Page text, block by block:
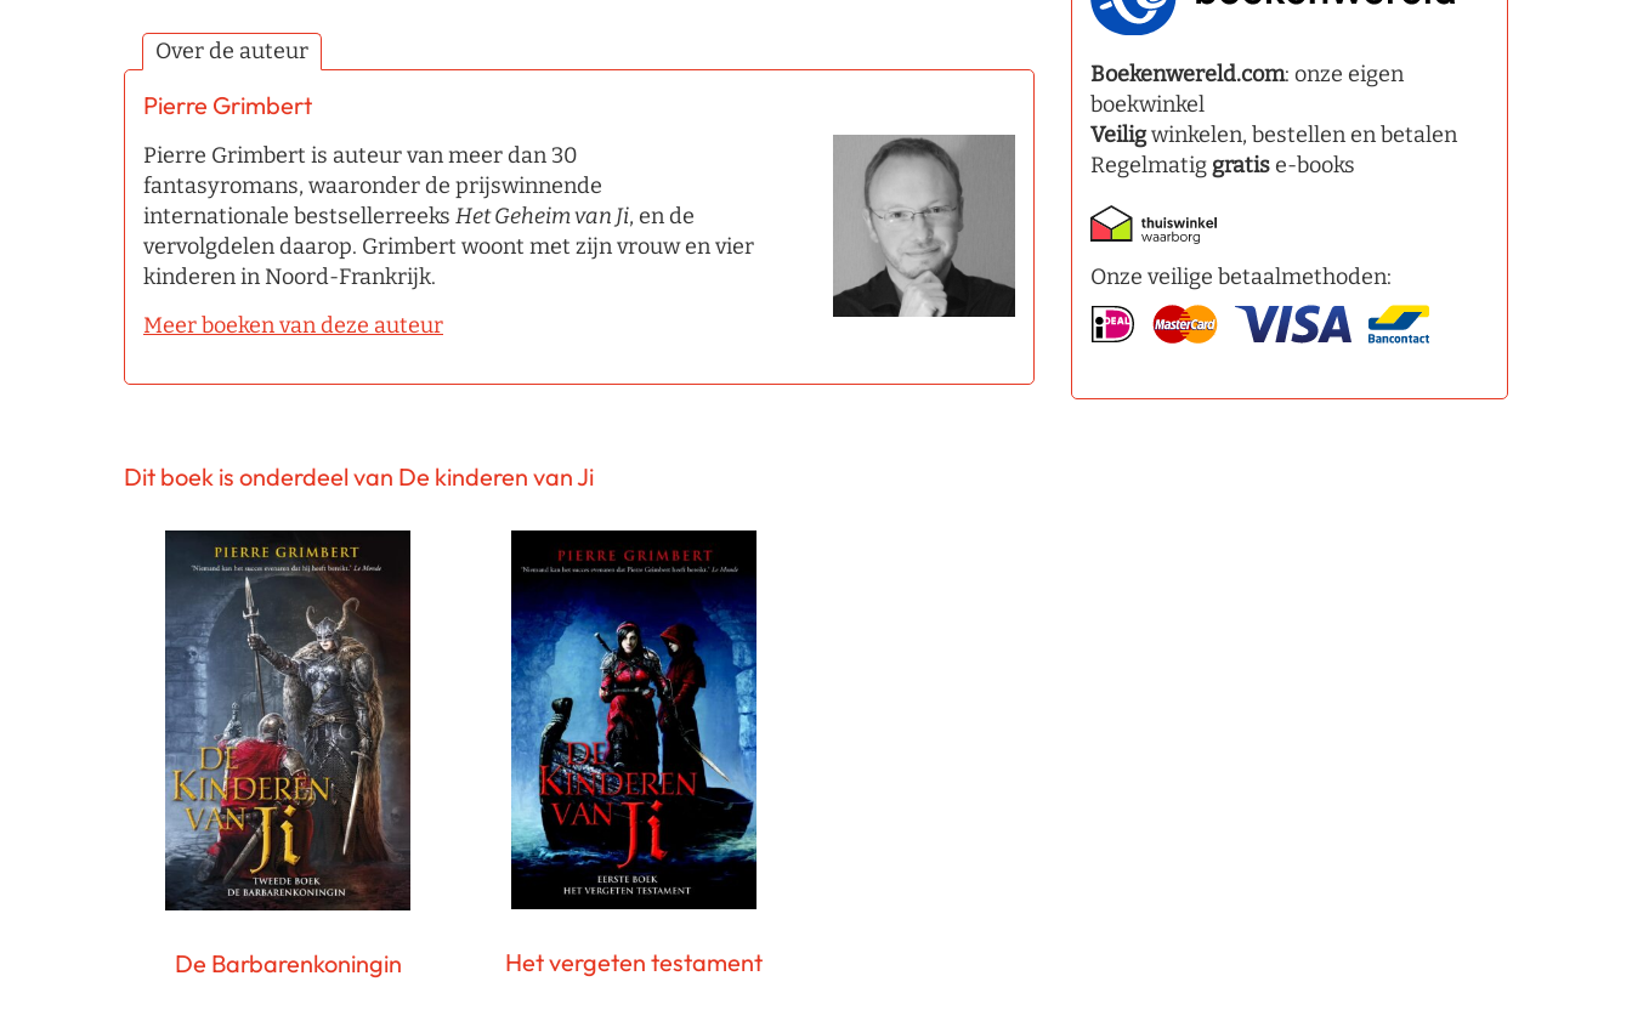
Over de auteur
Pierre Grimbert
Pierre Grimbert is auteur van meer dan 30
fantasyromans, waaronder de prijswinnende
internationale bestsellerreeks Het Geheimvan Ji, en de
vervolgdelen daarop. Grimbert woont met zijn vrouw en vier
kinderen in Noord-Frankrijk.
Meer boeken van deze auteur
Boekenwereld.com: onze eigen
boekwinkel
Veiligwinkelen, bestellen en betalen
Regelmatig gratise-books
Onze veilige betaalmethoden:
Dit boek is onderdeel van De kinderen van Ji
De Barbarenkoningin Het vergeten testament